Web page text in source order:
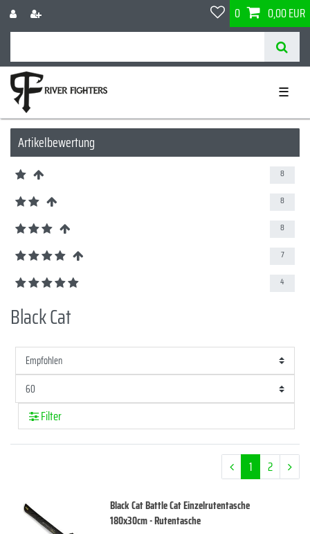
0 0,00 EUR
☰
Artikelbewertung
8
8
8
7
4
Black Cat
Filter
1 2
Black Cat Battle Cat Einzelrutentasche
180x30cm - Rutentasche